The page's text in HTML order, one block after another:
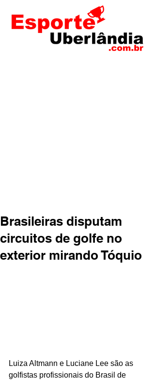
Brasileiras disputam
circuitos de golfe no
exterior mirando Tóquio
Luiza Altmann e Luciane Lee são as
golfistas profissionais do Brasil de